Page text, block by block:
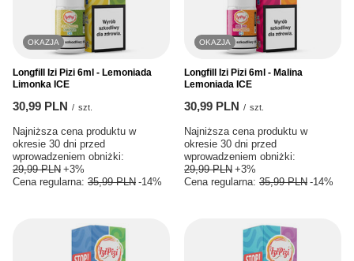
OKAZJA
Longfill Izi Pizi 6ml - Lemoniada
Limonka ICE
30,99 PLN / szt.
Najniższa cena produktu w
okresie 30 dni przed
wprowadzeniem obniżki:
29,99 PLN +3%
Cena regularna: 35,99 PLN -14%
OKAZJA
Longfill Izi Pizi 6ml - Malina
Lemoniada ICE
30,99 PLN / szt.
Najniższa cena produktu w
okresie 30 dni przed
wprowadzeniem obniżki:
29,99 PLN +3%
Cena regularna: 35,99 PLN -14%